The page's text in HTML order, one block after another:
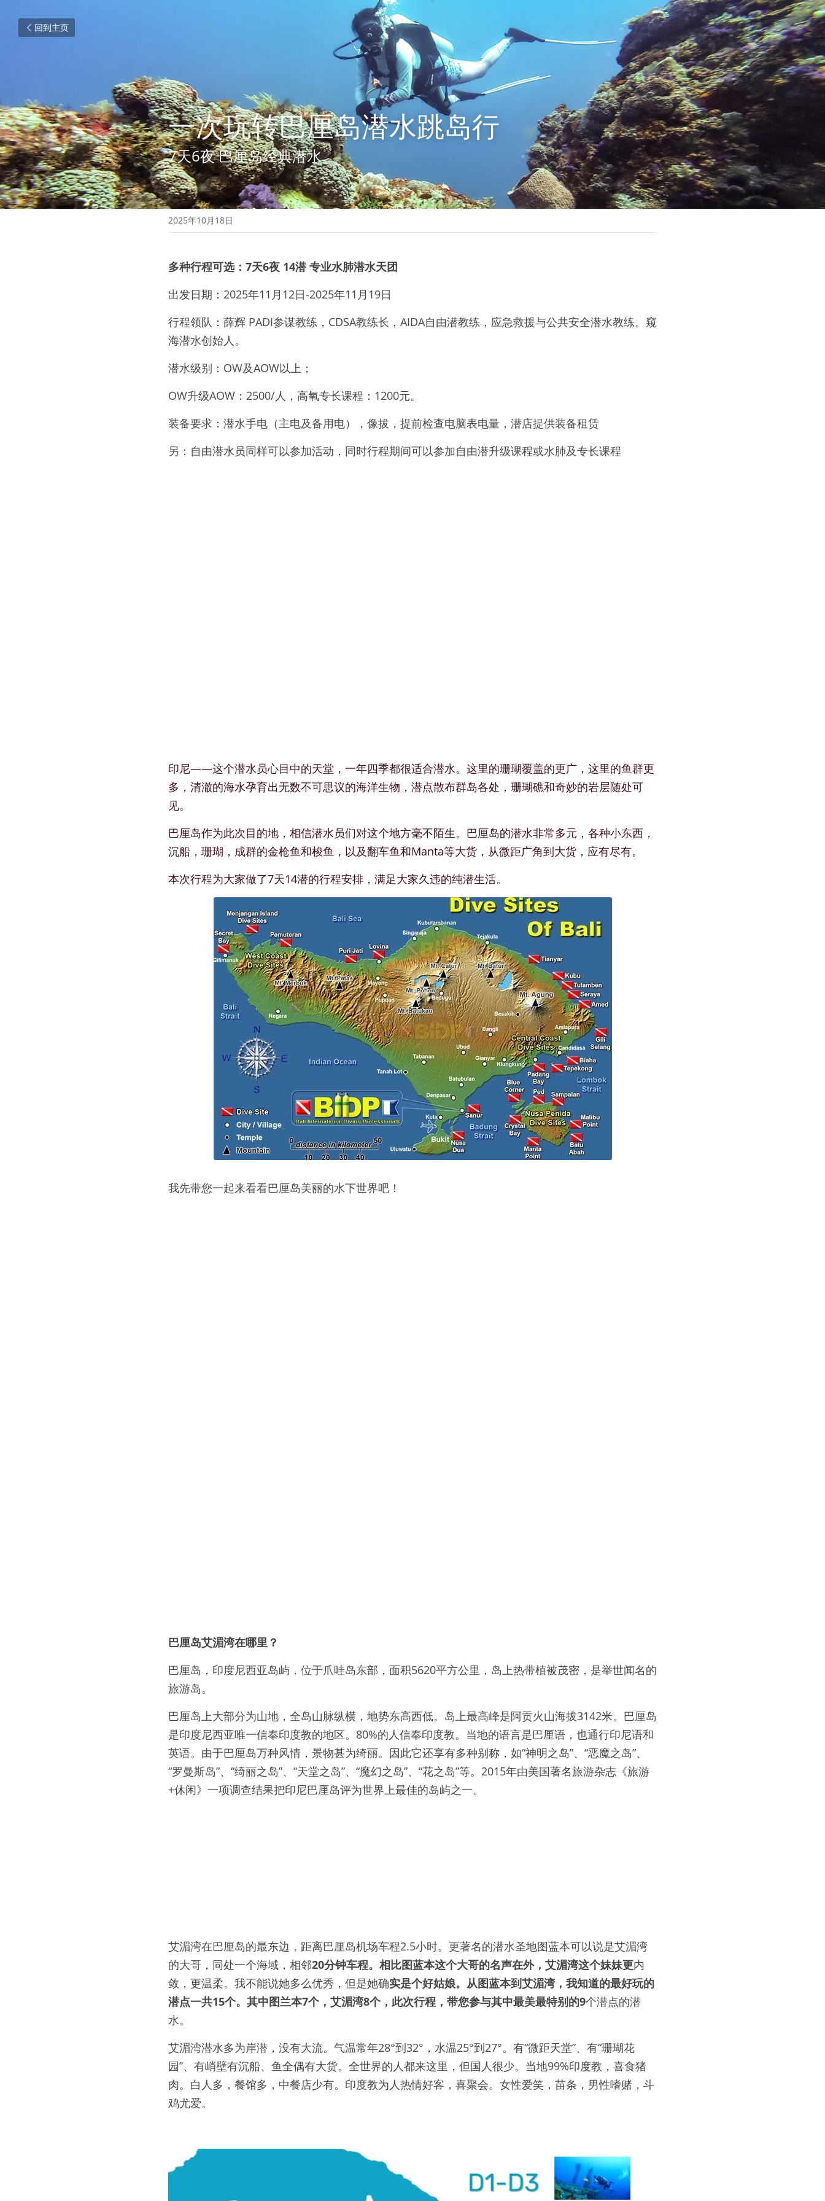
回到主页
一次玩转巴厘岛潜水跳岛行
7天6夜 巴厘岛经典潜水
2025年10月18日
多种行程可选：7天6夜 14潜 专业水肺潜水天团
出发日期：2025年11月12日-2025年11月19日
行程领队：薛辉 PADI参谋教练，CDSA教练长，AIDA自由潜教练，应急救援与公共安全潜水教练。窥
海潜水创始人。
潜水级别：OW及AOW以上；
OW升级AOW：2500/人，高氧专长课程：1200元。
装备要求：潜水手电（主电及备用电），像拔，提前检查电脑表电量，潜店提供装备租赁
另：自由潜水员同样可以参加活动，同时行程期间可以参加自由潜升级课程或水肺及专长课程
印尼——这个潜水员心目中的天堂，一年四季都很适合潜水。这里的珊瑚覆盖的更广，这里的鱼群更
多，清澈的海水孕育出无数不可思议的海洋生物，潜点散布群岛各处，珊瑚礁和奇妙的岩层随处可
见。
巴厘岛作为此次目的地，相信潜水员们对这个地方毫不陌生。巴厘岛的潜水非常多元，各种小东西，
沉船，珊瑚，成群的金枪鱼和梭鱼，以及翻车鱼和Manta等大货，从微距广角到大货，应有尽有。
本次行程为大家做了7天14潜的行程安排，满足大家久违的纯潜生活。
我先带您一起来看看巴厘岛美丽的水下世界吧！
巴厘岛艾湄湾在哪里？
巴厘岛，印度尼西亚岛屿，位于爪哇岛东部，面积5620平方公里，岛上热带植被茂密，是举世闻名的
旅游岛。
巴厘岛上大部分为山地，全岛山脉纵横，地势东高西低。岛上最高峰是阿贡火山海拔3142米。巴厘岛
是印度尼西亚唯一信奉印度教的地区。80%的人信奉印度教。当地的语言是巴厘语，也通行印尼语和
英语。由于巴厘岛万种风情，景物甚为绮丽。因此它还享有多种别称，如“神明之岛”、“恶魔之岛”、
“罗曼斯岛”、“绮丽之岛”、“天堂之岛”、“魔幻之岛”、“花之岛”等。2015年由美国著名旅游杂志《旅游
+休闲》一项调查结果把印尼巴厘岛评为世界上最佳的岛屿之一。
艾湄湾在巴厘岛的最东边，距离巴厘岛机场车程2.5小时。更著名的潜水圣地图蓝本可以说是艾湄湾
的大哥，同处一个海域，相邻20分钟车程。相比图蓝本这个大哥的名声在外，艾湄湾这个妹妹更内
敛，更温柔。我不能说她多么优秀，但是她确实是个好姑娘。从图蓝本到艾湄湾，我知道的最好玩的
潜点一共15个。其中图兰本7个，艾湄湾8个，此次行程，带您参与其中最美最特别的9个潜点的潜
水。
艾湄湾潜水多为岸潜，没有大流。气温常年28°到32°，水温25°到27°。有“微距天堂”、有“珊瑚花
园”、有峭壁有沉船、鱼全偶有大货。全世界的人都来这里，但国人很少。当地99%印度教，喜食猪
肉。白人多，餐馆多，中餐店少有。印度教为人热情好客，喜聚会。女性爱笑，苗条，男性嗜赌，斗
鸡尤爱。